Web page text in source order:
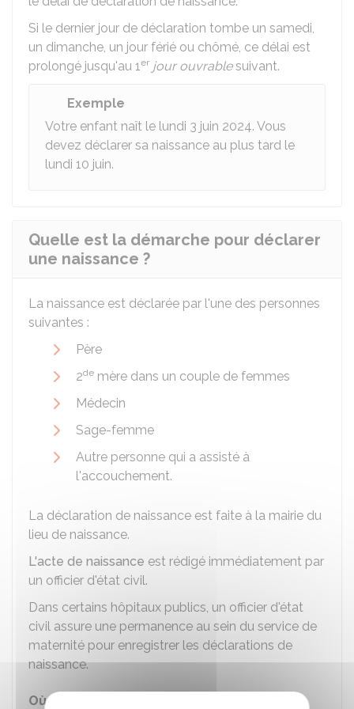
Si le dernier jour de déclaration tombe un samedi,
un dimanche, un jour férié ou chômé, ce délai est
prolongé jusqu'au 1er jour ouvrablesuivant.
Exemple
Votre enfant naît le lundi 3 juin 2024. Vous
devez déclarer sa naissance au plus tard le
lundi 10 juin.
Quelle est la démarche pour déclarer
une naissance ?
La naissance est déclarée par l'une des personnes
suivantes :
Père
2de mère dans un couple de femmes
Médecin
Sage-femme
Autre personne qui a assisté à
l'accouchement.
La déclaration de naissance est faite à la mairie du
lieu de naissance.
L'acte de naissance est rédigé immédiatement par
un officier d'état civil.
Dans certains hôpitaux publics, un officier d'état
civil assure une permanence au sein du service de
maternité pour enregistrer les déclarations de
naissance.
Où s'adresser ?